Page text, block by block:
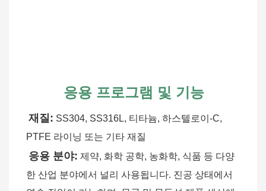
응용 프로그램 및 기능
재질: SS304, SS316L, 티타늄, 하스텔로이-C,
PTFE 라이닝 또는 기타 재질
응용 분야: 제약, 화학 공학, 농화학, 식품 등 다양
한 산업 분야에서 널리 사용됩니다. 진공 상태에서